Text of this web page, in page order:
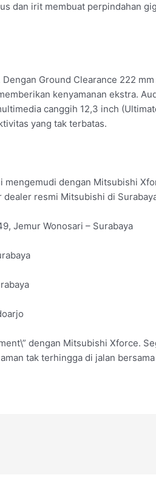
dan irit membuat perpindahan
Ground Clearance 222
kenyamanan ekstra.
canggih 12,3 inch
yang tak terbatas.
dengan Mitsubishi
dealer resmi Mitsubishi di
Jemur Wonosari – Surabaya
dengan Mitsubishi Xforce.
tak terhingga di jalan